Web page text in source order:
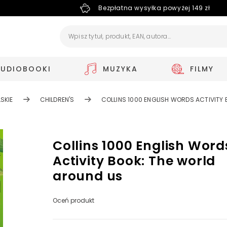
Bezpłatna wysyłka powyżej 149 zł
MUZYKA FILMY
CHILDREN'S COLLINS 1000 ENGLISH WORDS ACTIVITY
Collins 1000 English
Activity Book: The world
around us
Oceń produkt